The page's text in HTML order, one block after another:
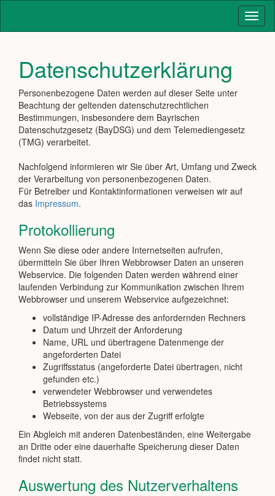
Datenschutzerklärung
Personenbezogene Daten werden auf dieser Seite unter
Beachtung der geltenden datenschutzrechtlichen
Bestimmungen, insbesondere dem Bayrischen
Datenschutzgesetz (BayDSG) und dem Telemediengesetz
(TMG) verarbeitet.
Nachfolgend informieren wir Sie über Art, Umfang und Zweck
der Verarbeitung von personenbezogenen Daten.
Für Betreiber und Kontaktinformationen verweisen wir auf
das Impressum.
Protokollierung
Wenn Sie diese oder andere Internetseiten aufrufen,
übermitteln Sie über Ihren Webbrowser Daten an unseren
Webservice. Die folgenden Daten werden während einer
laufenden Verbindung zur Kommunikation zwischen Ihrem
Webbrowser und unserem Webservice aufgezeichnet:
vollständige IP-Adresse des anfordernden Rechners
Datum und Uhrzeit der Anforderung
Name, URL und übertragene Datenmenge der
angeforderten Datei
Zugriffsstatus (angeforderte Datei übertragen, nicht
gefunden etc.)
verwendeter Webbrowser und verwendetes
Betriebssystems
Webseite, von der aus der Zugriff erfolgte
Ein Abgleich mit anderen Datenbeständen, eine Weitergabe
an Dritte oder eine dauerhafte Speicherung dieser Daten
findet nicht statt.
Auswertung des Nutzerverhaltens